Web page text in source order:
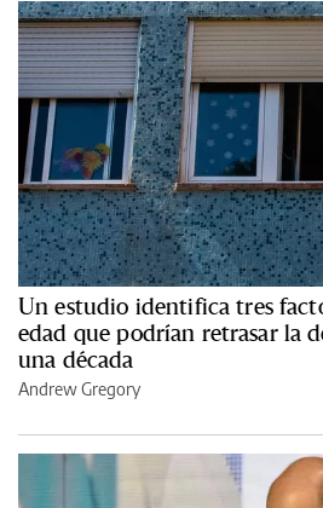
Un estudio identifica tres
edad que podrían retrasar la
una década
Andrew Gregory